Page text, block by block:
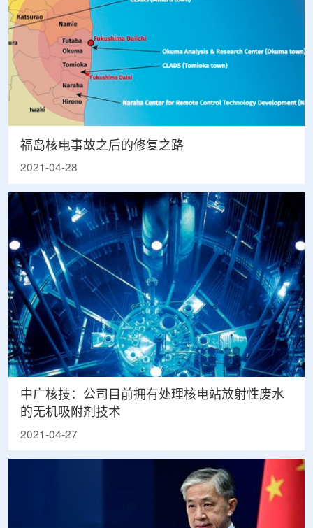
福岛核电事故之后的修复之路
2021-04-28
中广核技：公司目前拥有处理核电站放射性废水
的无机吸附剂技术
2021-04-27